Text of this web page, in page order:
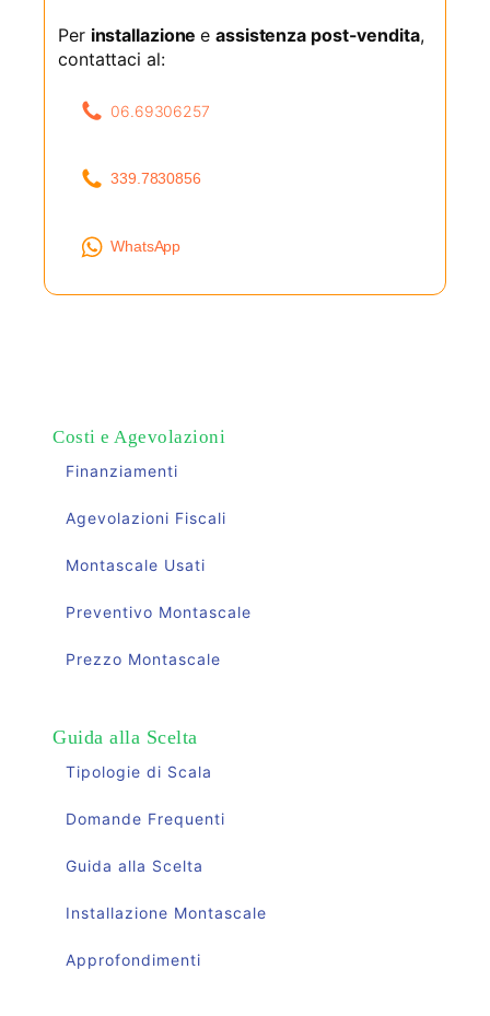
Per installazioneeassistenza post-vendita,
contattaci al:
06.69306257
339.7830856
WhatsApp
Costi e Agevolazioni
Finanziamenti
Agevolazioni Fiscali
Montascale Usati
Preventivo Montascale
Prezzo Montascale
Guida alla Scelta
Tipologie di Scala
Domande Frequenti
Guida alla Scelta
Installazione Montascale
Approfondimenti